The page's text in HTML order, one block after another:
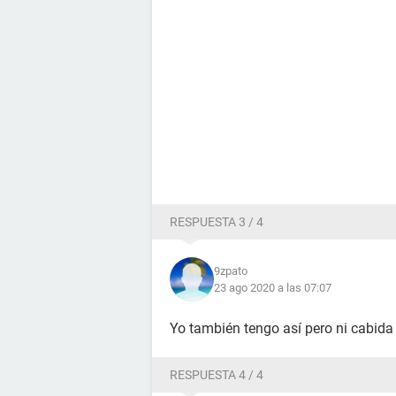
RESPUESTA 3 / 4
9zpato
23 ago 2020 a las 07:07
Yo también tengo así pero ni
RESPUESTA 4 / 4